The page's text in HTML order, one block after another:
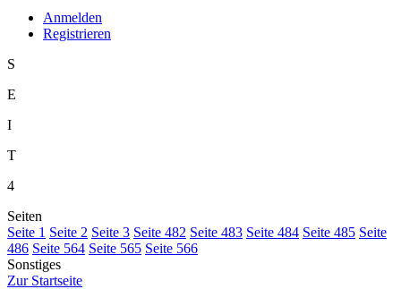
Anmelden
Registrieren
S
E
I
T
4
Seiten
Seite 1 Seite 2 Seite 3 Seite 482 Seite 483 Seite 484 Seite 485 Seite
486 Seite 564 Seite 565 Seite 566
Sonstiges
Zur Startseite